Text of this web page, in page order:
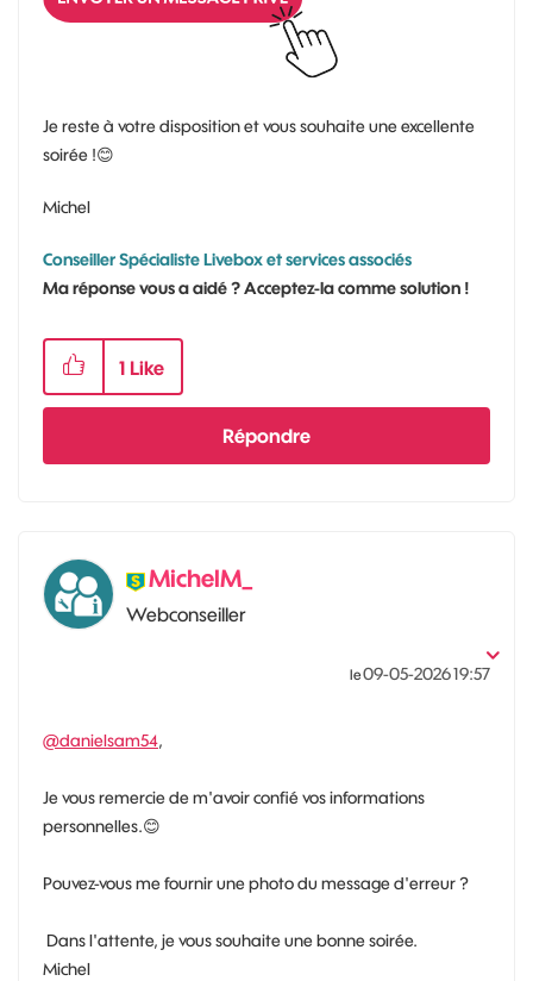
Je reste à votre disposition et vous souhaite une excellente
soirée !😊
Michel
Conseiller Spécialiste Livebox et services associés
Ma réponse vous a aidé ? Acceptez-la comme solution !
1 Like
Répondre
MichelM_
Webconseiller
le‎09-05-202619:57
@danielsam54,
Je vous remercie de m'avoir confié vos informations
personnelles.😊
Pouvez-vous me fournir une photo du message d'erreur ?
Dans l'attente, je vous souhaite une bonne soirée.
Michel